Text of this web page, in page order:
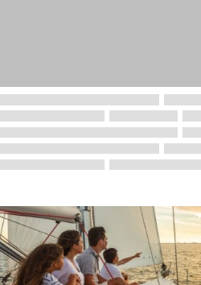
Ir
a
la
sección
sobre
Wealth